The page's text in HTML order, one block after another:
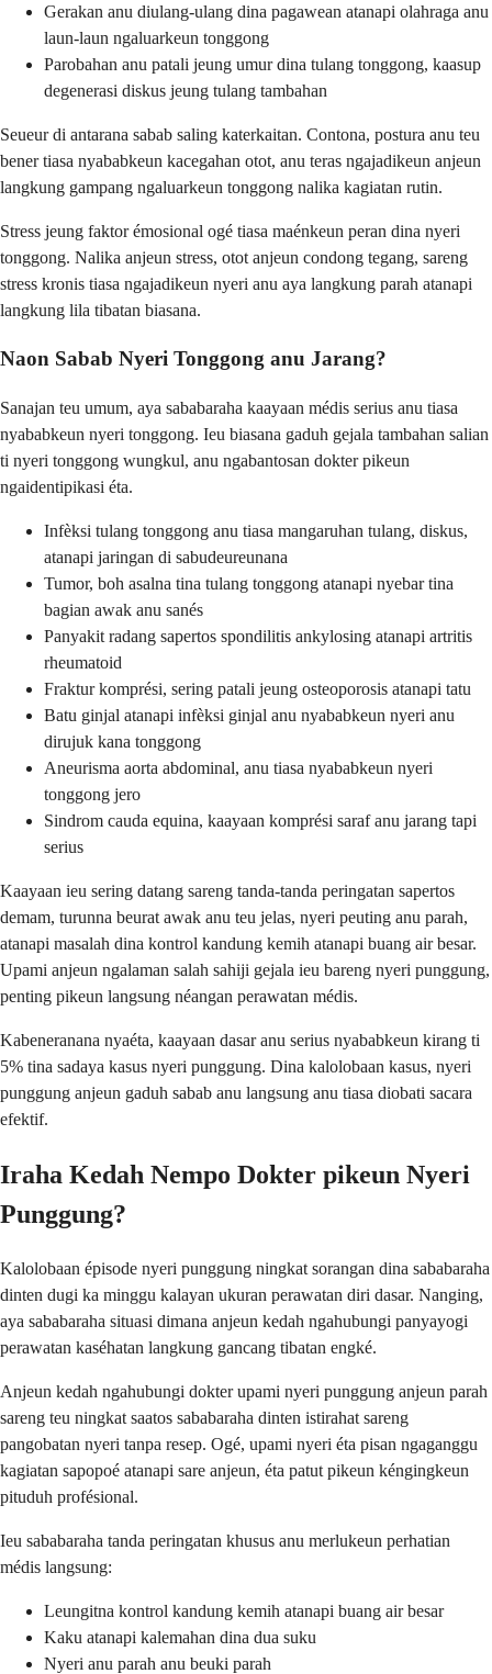
Gerakan anu diulang-ulang dina pagawean atanapi olahraga anu
laun-laun ngaluarkeun tonggong
Parobahan anu patali jeung umur dina tulang tonggong, kaasup
degenerasi diskus jeung tulang tambahan
Seueur di antarana sabab saling katerkaitan. Contona, postura anu teu
bener tiasa nyababkeun kacegahan otot, anu teras ngajadikeun anjeun
langkung gampang ngaluarkeun tonggong nalika kagiatan rutin.
Stress jeung faktor émosional ogé tiasa maénkeun peran dina nyeri
tonggong. Nalika anjeun stress, otot anjeun condong tegang, sareng
stress kronis tiasa ngajadikeun nyeri anu aya langkung parah atanapi
langkung lila tibatan biasana.
Naon Sabab Nyeri Tonggong anu Jarang?
Sanajan teu umum, aya sababaraha kaayaan médis serius anu tiasa
nyababkeun nyeri tonggong. Ieu biasana gaduh gejala tambahan salian
ti nyeri tonggong wungkul, anu ngabantosan dokter pikeun
ngaidentipikasi éta.
Infèksi tulang tonggong anu tiasa mangaruhan tulang, diskus,
atanapi jaringan di sabudeureunana
Tumor, boh asalna tina tulang tonggong atanapi nyebar tina
bagian awak anu sanés
Panyakit radang sapertos spondilitis ankylosing atanapi artritis
rheumatoid
Fraktur komprési, sering patali jeung osteoporosis atanapi tatu
Batu ginjal atanapi infèksi ginjal anu nyababkeun nyeri anu
dirujuk kana tonggong
Aneurisma aorta abdominal, anu tiasa nyababkeun nyeri
tonggong jero
Sindrom cauda equina, kaayaan komprési saraf anu jarang tapi
serius
Kaayaan ieu sering datang sareng tanda-tanda peringatan sapertos
demam, turunna beurat awak anu teu jelas, nyeri peuting anu parah,
atanapi masalah dina kontrol kandung kemih atanapi buang air besar.
Upami anjeun ngalaman salah sahiji gejala ieu bareng nyeri punggung,
penting pikeun langsung néangan perawatan médis.
Kabeneranana nyaéta, kaayaan dasar anu serius nyababkeun kirang ti
5% tina sadaya kasus nyeri punggung. Dina kalolobaan kasus, nyeri
punggung anjeun gaduh sabab anu langsung anu tiasa diobati sacara
efektif.
Iraha Kedah Nempo Dokter pikeun Nyeri
Punggung?
Kalolobaan épisode nyeri punggung ningkat sorangan dina sababaraha
dinten dugi ka minggu kalayan ukuran perawatan diri dasar. Nanging,
aya sababaraha situasi dimana anjeun kedah ngahubungi panyayogi
perawatan kaséhatan langkung gancang tibatan engké.
Anjeun kedah ngahubungi dokter upami nyeri punggung anjeun parah
sareng teu ningkat saatos sababaraha dinten istirahat sareng
pangobatan nyeri tanpa resep. Ogé, upami nyeri éta pisan ngaganggu
kagiatan sapopoé atanapi sare anjeun, éta patut pikeun kéngingkeun
pituduh profésional.
Ieu sababaraha tanda peringatan khusus anu merlukeun perhatian
médis langsung:
Leungitna kontrol kandung kemih atanapi buang air besar
Kaku atanapi kalemahan dina dua suku
Nyeri anu parah anu beuki parah